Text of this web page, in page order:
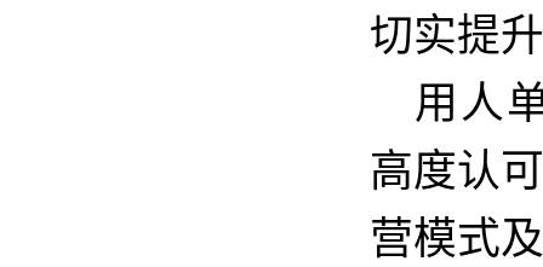
切实提
用人
高度认
营模式